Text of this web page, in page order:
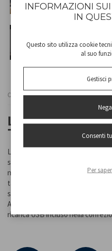
Cod P201UTP404
LAMPADA
TERRA SOFÀ XL
Lampada da divano ricaricabile
semplice tocco è possibile
naturale. L’intensità della luce è
tasto di accensione.L'altezza
stelo permette di poterla
Anche per l'illuminazione di
ricarica USB incluso nella
INFORMAZIONI
IN
Questo sito utilizza cookie
al suo
Gestisci
Consenti
Per